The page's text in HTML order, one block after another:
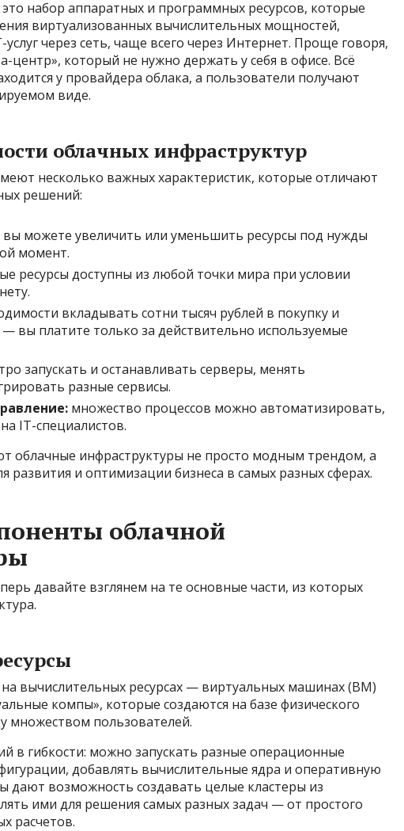
набор аппаратных и программных ресурсов, которые
виртуализованных вычислительных мощностей,
через сеть, чаще всего через Интернет. Проще говоря,
центр», который не нужно держать у себя в офисе. Всё
у провайдера облака, а пользователи получают
виде.
облачных инфраструктур
несколько важных характеристик, которые отличают
решений:
вы можете увеличить или уменьшить ресурсы под нужды
момент.
ресурсы доступны из любой точки мира при условии
вкладывать сотни тысяч рублей в покупку и
вы платите только за действительно используемые
запускать и останавливать серверы, менять
разные сервисы.
множество процессов можно автоматизировать,
IT-специалистов.
облачные инфраструктуры не просто модным трендом, а
развития и оптимизации бизнеса в самых разных сферах.
облачной
давайте взглянем на те основные части, из которых
вычислительных ресурсах — виртуальных машинах (ВМ)
компы», которые создаются на базе физического
множеством пользователей.
в гибкости: можно запускать разные операционные
добавлять вычислительные ядра и оперативную
дают возможность создавать целые кластеры из
ими для решения самых разных задач — от простого
расчетов.